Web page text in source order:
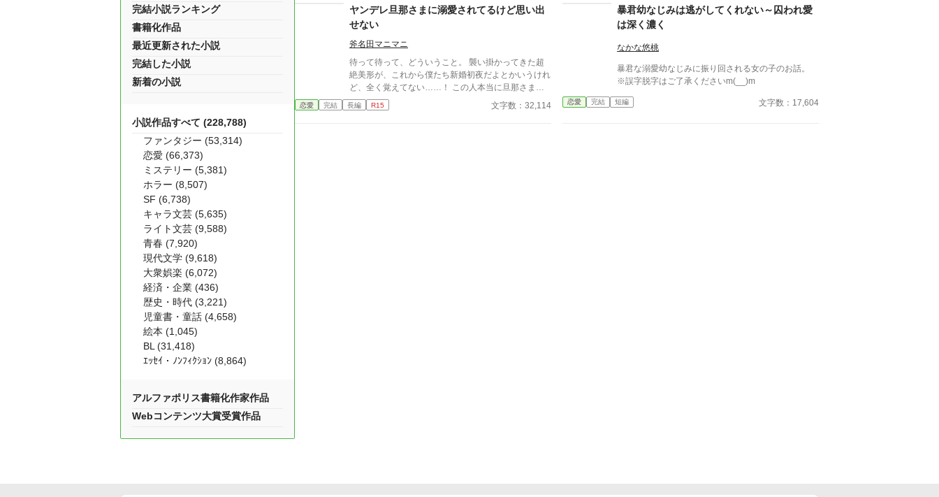
いの噂なんて知らないクララは良心に従い彼を助け、
治療を施す。 だが、レイルドには隠している秘
密……性癖があった。 ――君の××××、触らせてもら
えないだろうか？
へ持ってきてくださいね」 全肯定で受け止めるの
に、だめなことはちゃんと止める最強のお姫様と、
受け入れられるほど愛が深くなってしまう明るいヤン
デレ王子。 これは、重たい愛を“ふたりだけのもの”と
し危うい溺愛ラブコメです。 ☆*:.｡. 完結済ー本編12
話＋番外編2話 .｡.:*☆
ヤンデレ旦那さまに溺愛されてるけど思い出
せない
斧名田マニマニ
待って待って、どういうこと。 襲い掛かってきた超
絶美形が、これから僕たち新婚初夜だよとかいうけれ
ど、全く覚えてない……！ この人本当に旦那さま？
って疑ってたら、なんか病みはじめちゃった……！
恋愛 完結 長編 R15 文字数：32,114
暴君幼なじみは逃がしてくれない～囚われ愛
は深く濃く
なかな悠桃
暴君な溺愛幼なじみに振り回される女の子のお話。
※誤字脱字はご了承くださいm(__)m
恋愛 完結 短編 文字数：17,604
完結小説ランキング
書籍化作品
最近更新された小説
完結した小説
新着の小説
小説作品すべて (228,788)
ファンタジー (53,314)
恋愛 (66,373)
ミステリー (5,381)
ホラー (8,507)
SF (6,738)
キャラ文芸 (5,635)
ライト文芸 (9,588)
青春 (7,920)
現代文学 (9,618)
大衆娯楽 (6,072)
経済・企業 (436)
歴史・時代 (3,221)
児童書・童話 (4,658)
絵本 (1,045)
BL (31,418)
ｴｯｾｲ・ﾉﾝﾌｨｸｼｮﾝ (8,864)
アルファポリス書籍化作家作品
Webコンテンツ大賞受賞作品